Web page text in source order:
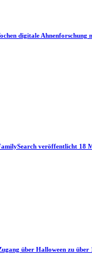
digitale Ahnenforschung
veröffentlicht 18
über Halloween zu